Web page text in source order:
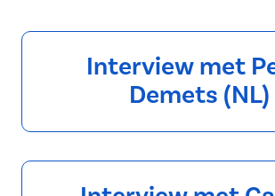
Interview met
Demets (NL)